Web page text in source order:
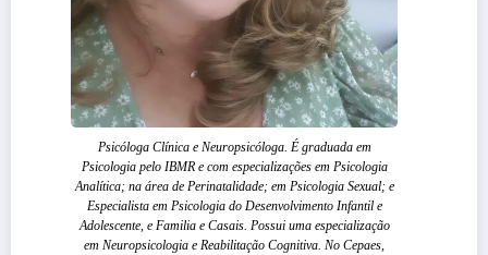
Psicóloga Clínica e Neuropsicóloga. É graduada em
Psicologia pelo IBMR e com especializações em Psicologia
Analítica; na área de Perinatalidade; em Psicologia Sexual; e
Especialista em Psicologia do Desenvolvimento Infantil e
Adolescente, e Familia e Casais. Possui uma especialização
em Neuropsicologia e Reabilitação Cognitiva. No Cepaes,